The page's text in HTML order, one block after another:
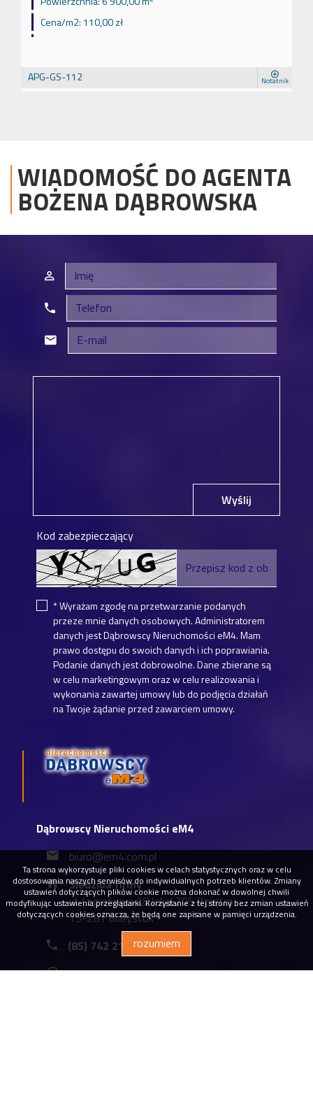
Cena/m2: 110,00 zł
APG-GS-112 Notatnik
WIADOMOŚĆ DO AGENTA
BOŻENA DĄBROWSKA
Dąbrowscy Nieruchomości eM4
biuro@em4.com.pl
Siedziba firmy
ul. Legionowa 28 lokal 205 II piętro
15-281 Białystok
(85) 742 21 15
Godziny otwarcia biura:
Wyślij
Kod zabezpieczający
* Wyrażam zgodę na przetwarzanie podanych
przeze mnie danych osobowych. Administratorem
danych jest Dąbrowscy Nieruchomości eM4. Mam
prawo dostępu do swoich danych i ich poprawiania.
Podanie danych jest dobrowolne. Dane zbierane są
w celu marketingowym oraz w celu realizowania i
wykonania zawartej umowy lub do podjęcia działań
na Twoje żądanie przed zawarciem umowy.
Ta strona wykorzystuje pliki cookies w celach statystycznych oraz w celu
dostosowania naszych serwisów do indywidualnych potrzeb klientów. Zmiany
ustawień dotyczących plików cookie można dokonać w dowolnej chwili
modyfikując ustawienia przeglądarki. Korzystanie z tej strony bez zmian ustawień
dotyczących cookies oznacza, że będą one zapisane w pamięci urządzenia.
rozumiem